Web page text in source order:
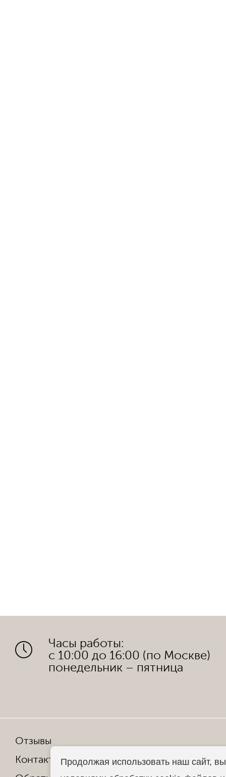
Часы работы:
с 10:00 до 16:00 (по Москве)
понедельник – пятница
Отзывы
Контакты
Продолжая использовать наш сайт,